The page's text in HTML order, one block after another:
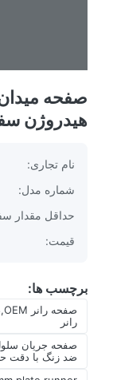
صفحه میدان
هیدروژن
نام تجاری:
شماره مدل:
حداقل مقدار
قیمت:
برچسب ها:
صفحه جریان سلول
ضد زنگ با دقت حک